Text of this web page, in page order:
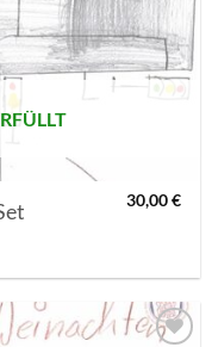
MERKLISTE
SETZEN
30,00€